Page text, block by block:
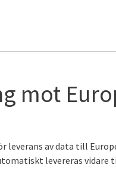
mot
leverans av data till
levereras vidare